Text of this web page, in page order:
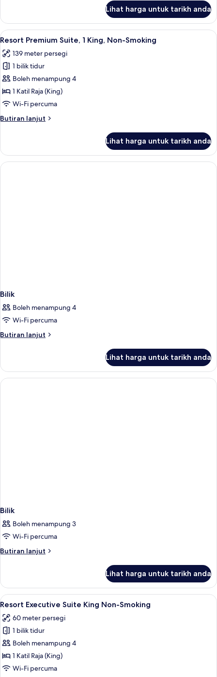
(Resort)
1
Katil
Raja
Non
Smoking
(Resort)
Lihat harga untuk tarikh anda
Lihat
semua
foto
untuk
Resort
Premium
Suite,
King,
Tilam berlapik, peti besi dalam bilik,
9
Resort Premium Suite, 1 King, Non-Smoking
139 meter persegi
1 bilik tidur
Boleh menampung 4
1 Katil Raja (King)
Wi-Fi percuma
Butiran lanjut
Butiran
Premium
Suite,
1
Lihat harga untuk tarikh anda
Bilik
Boleh menampung 4
Wi-Fi percuma
Butiran lanjut
Butiran
Lihat harga untuk tarikh anda
Bilik
Boleh menampung 3
Wi-Fi percuma
Butiran lanjut
Butiran
Lihat harga untuk tarikh anda
Lihat
semua
foto
untuk
Resort
Executive
Suite
Tilam berlapik, peti besi dalam bilik,
5
Resort Executive Suite King Non-Smoking
60 meter persegi
1 bilik tidur
Boleh menampung 4
1 Katil Raja (King)
Wi-Fi percuma